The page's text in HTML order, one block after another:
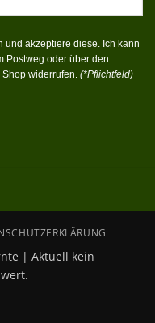
und akzeptiere diese. Ich kann
Postweg oder über den
Shop widerrufen. (*Pflichtfeld)
| Aktuell kein